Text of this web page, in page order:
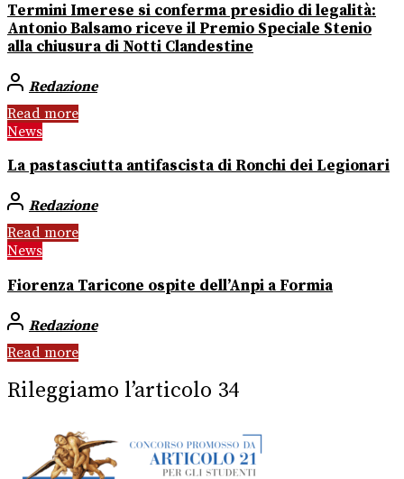
Termini Imerese si conferma presidio di legalità:
Antonio Balsamo riceve il Premio Speciale Stenio
alla chiusura di Notti Clandestine
Redazione
Read more
News
La pastasciutta antifascista di Ronchi dei Legionari
Redazione
Read more
News
Fiorenza Taricone ospite dell’Anpi a Formia
Redazione
Read more
Rileggiamo l’articolo 34